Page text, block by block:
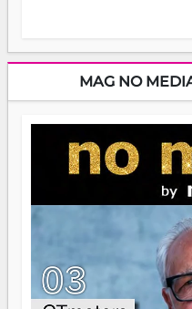
plus nombreux à se
sans filet, souvent sans
encore meilleures. Aina
Prix RFI Instrumental
jeunes qui tiennent la
s'arrêter là, applaudir et
serait passer à côté d'une
brûle fort — et parfois,
direction peut éclairer
là que les aînés entrent
gouvernail, mais pour
ont la force, les vieux ont
n'est pas un combat de
d'équipage. Partagez vos
Surtout vos échecs,
n'importe quel manuel. À
MAG NO